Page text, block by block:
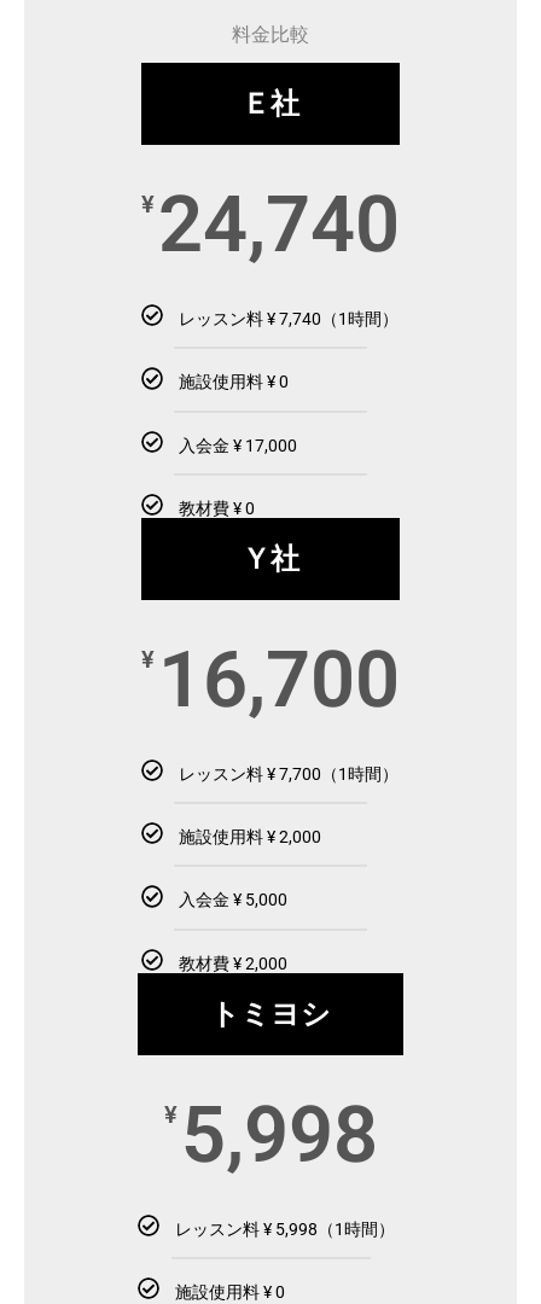
料金比較
Ｅ社
¥ 24,740
レッスン料 ¥ 7,740（1時間）
施設使用料 ¥ 0
入会金 ¥ 17,000
教材費 ¥ 0
Ｙ社
¥ 16,700
レッスン料 ¥ 7,700（1時間）
施設使用料 ¥ 2,000
入会金 ¥ 5,000
教材費 ¥ 2,000
トミヨシ
¥ 5,998
レッスン料 ¥ 5,998（1時間）
施設使用料 ¥ 0